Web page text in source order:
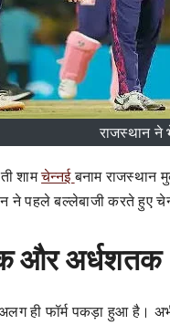
राजस्थान ने
शामचेन्नईबनाम राजस्थान
ने पहले बल्लेबाजी करते हुए
और अर्धशतक
ही फॉर्म पकड़ा हुआ है।